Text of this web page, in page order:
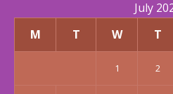
July
M
T W T
1 2